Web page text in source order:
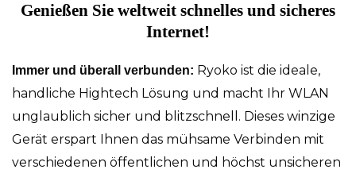
Genießen Sie weltweit schnelles und sicheres
Internet!
Immer und überall verbunden: Ryoko ist die ideale,
handliche Hightech Lösung und macht Ihr WLAN
unglaublich sicher und blitzschnell. Dieses winzige
Gerät erspart Ihnen das mühsame Verbinden mit
verschiedenen öffentlichen und höchst unsicheren